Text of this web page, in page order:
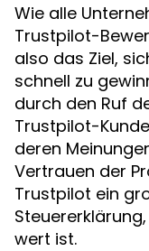
Wie alle
Trustpilot-
also das Ziel,
schnell zu
durch den Ruf
Trustpilot-
deren
Vertrauen der
Trustpilot ein
wert ist.